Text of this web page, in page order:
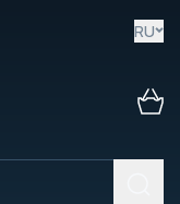
RU